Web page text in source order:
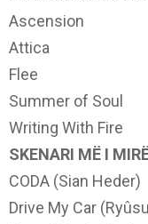
Ascension
Attica
Flee
Summer of Soul
Writing With Fire
SKENARI MË I
CODA (Sian Heder)
Drive My Car